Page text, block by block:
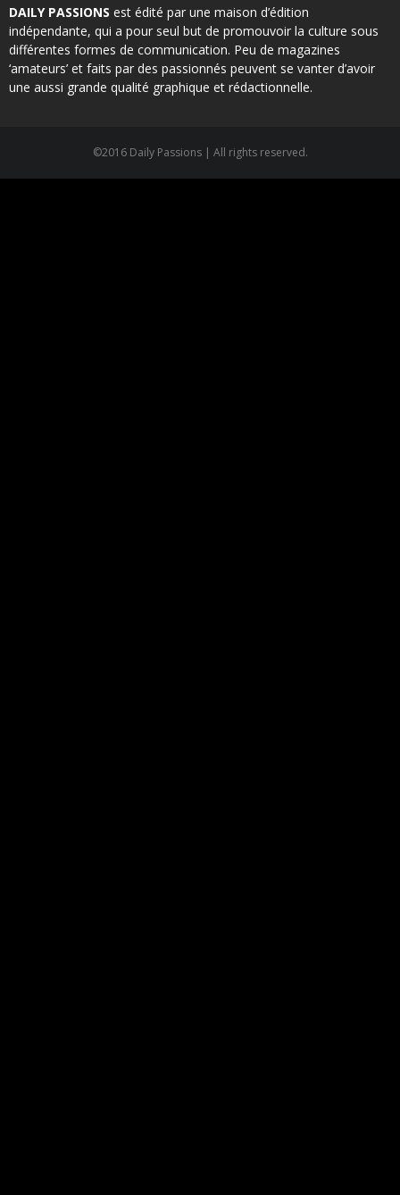
DAILY PASSIONS est édité par une maison d’édition
indépendante, qui a pour seul but de promouvoir la culture sous
différentes formes de communication. Peu de magazines
‘amateurs’ et faits par des passionnés peuvent se vanter d’avoir
une aussi grande qualité graphique et rédactionnelle.
©2016 Daily Passions | All rights reserved.